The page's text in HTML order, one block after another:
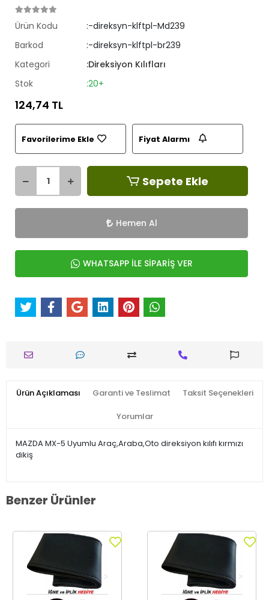
Ürün Kodu
:-direksyn-klftpl-Md239
Barkod
:-direksyn-klftpl-br239
Kategori
:Direksiyon Kılıfları
Stok
:20+
124,74 TL
Favorilerime Ekle Fiyat Alarmı
Sepete Ekle
Hemen Al
WHATSAPP İLE SİPARİŞ VER
Ürün Açıklaması Garanti ve Teslimat Taksit Seçenekleri
Yorumlar
MAZDA MX-5 Uyumlu Araç,Araba,Oto direksiyon kılıfı kırmızı
dikiş
Benzer Ürünler